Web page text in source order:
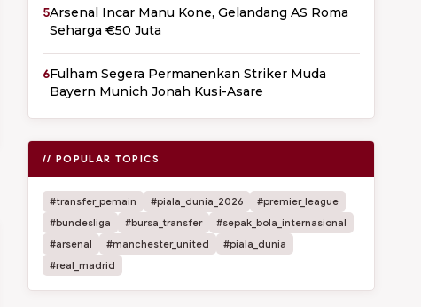
5Arsenal Incar Manu Kone, Gelandang AS Roma
Seharga €50 Juta
6Fulham Segera Permanenkan Striker Muda
Bayern Munich Jonah Kusi-Asare
// POPULAR TOPICS
#transfer_pemain #piala_dunia_2026
#premier_league
#bundesliga
#bursa_transfer
#sepak_bola_internasional
#arsenal
#manchester_united
#piala_dunia
#real_madrid